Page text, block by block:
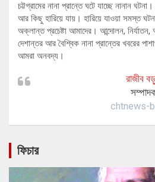
চট্টগ্রামের নানা প্রান্তে ঘটে যাচ্ছে নানান
আর কিছু হারিয়ে যায়। হারিয়ে যাওয়া সমস্ত
অক্লান্ত প্রচেষ্টা আমাদের। আন্দোলন, নির্যাতন,
দেশান্তর আর বৈশ্বিক নানা প্রান্তের খবরের
আমরা অনবদ্য।
রাজীব
chtnews-
ফিচার